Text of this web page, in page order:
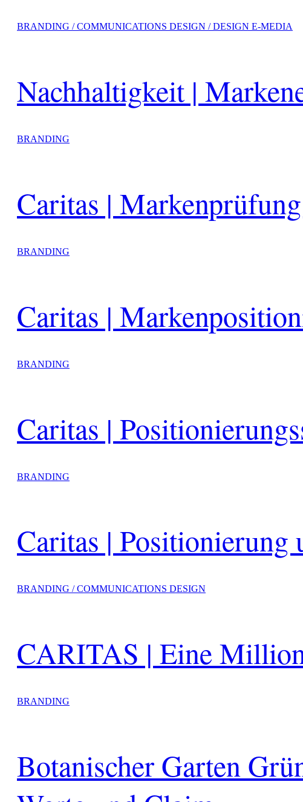
BRANDING / COMMUNICATIONS DESIGN / DESIGN E-MEDIA
Nachhaltigkeit |
BRANDING
Caritas |
BRANDING
Caritas |
BRANDING
Caritas |
BRANDING
Caritas | Positionierung
BRANDING / COMMUNICATIONS DESIGN
CARITAS | Eine
BRANDING
Botanischer Garten